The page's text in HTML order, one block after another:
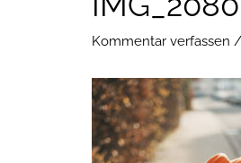
Kommentar verfassen /
navigation